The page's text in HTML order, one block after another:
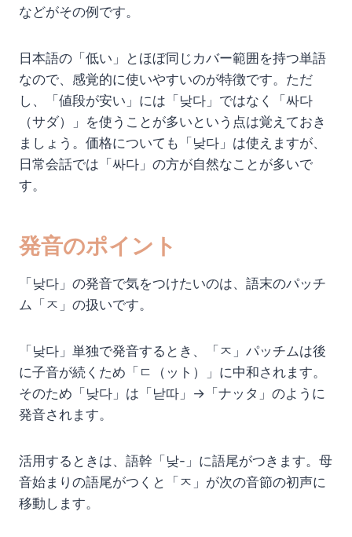
などがその例です。
日本語の「低い」とほぼ同じカバー範囲を持つ単語
なので、感覚的に使いやすいのが特徴です。ただ
し、「値段が安い」には「낮다」ではなく「싸다
（サダ）」を使うことが多いという点は覚えておき
ましょう。価格についても「낮다」は使えますが、
日常会話では「싸다」の方が自然なことが多いで
す。
発音のポイント
「낮다」の発音で気をつけたいのは、語末のパッチ
ム「ㅈ」の扱いです。
「낮다」単独で発音するとき、「ㅈ」パッチムは後
に子音が続くため「ㄷ（ット）」に中和されます。
そのため「낮다」は「낟따」→「ナッタ」のように
発音されます。
活用するときは、語幹「낮-」に語尾がつきます。母
音始まりの語尾がつくと「ㅈ」が次の音節の初声に
移動します。